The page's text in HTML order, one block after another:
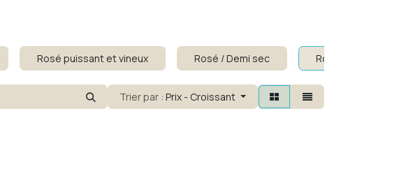
Rosé puissant et vineux Rosé / Demi sec Rosé sans alcool
Trier par : Prix - Croissant